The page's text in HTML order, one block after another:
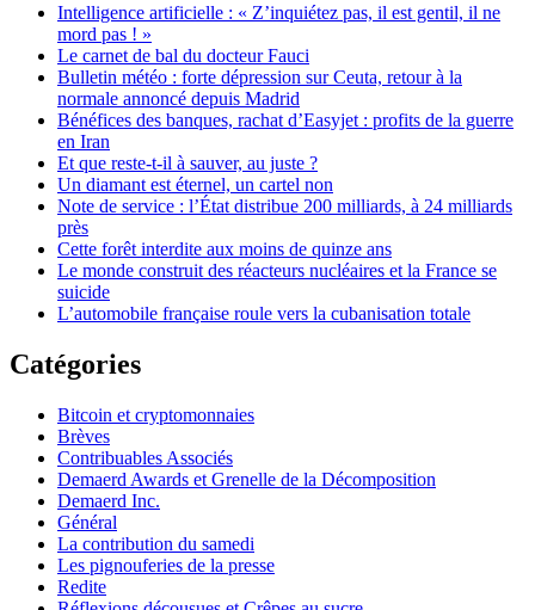
Intelligence artificielle : « Z’inquiétez pas, il est gentil, il ne
mord pas ! »
Le carnet de bal du docteur Fauci
Bulletin météo : forte dépression sur Ceuta, retour à la
normale annoncé depuis Madrid
Bénéfices des banques, rachat d’Easyjet : profits de la guerre
en Iran
Et que reste-t-il à sauver, au juste ?
Un diamant est éternel, un cartel non
Note de service : l’État distribue 200 milliards, à 24 milliards
près
Cette forêt interdite aux moins de quinze ans
Le monde construit des réacteurs nucléaires et la France se
suicide
L’automobile française roule vers la cubanisation totale
Catégories
Bitcoin et cryptomonnaies
Brèves
Contribuables Associés
Demaerd Awards et Grenelle de la Décomposition
Demaerd Inc.
Général
La contribution du samedi
Les pignouferies de la presse
Redite